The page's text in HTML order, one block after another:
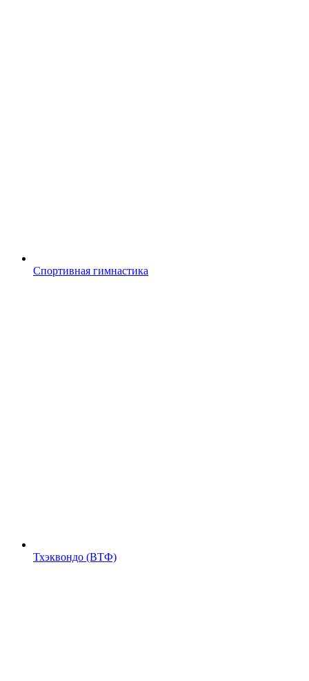
Спортивная гимнастика
Тхэквондо (ВТФ)